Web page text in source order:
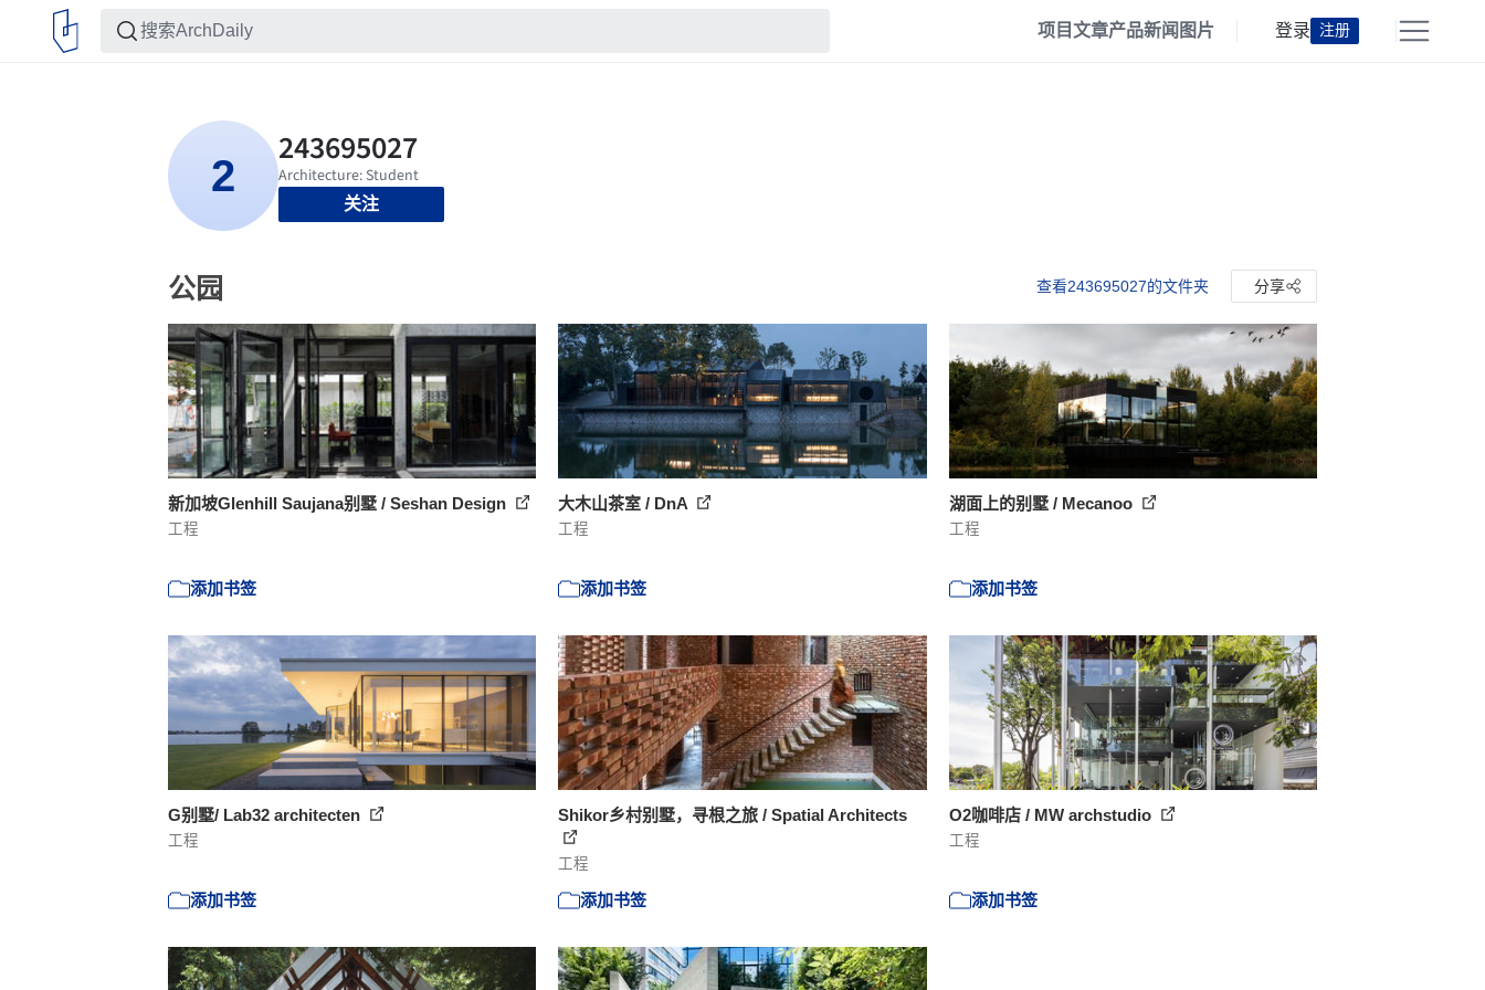
项目文章产品新闻 图片 登录 注册
关注
公园 查看243695027的文件夹 分享
新加坡Glenhill Saujana别墅 / Seshan Design
工程
添加书签
大木山茶室 / DnA
工程
添加书签
湖面上的别墅 / Mecanoo
工程
添加书签
G别墅/ Lab32 architecten
工程
添加书签
Shikor乡村别墅，寻根之旅 / Spatial Architects
工程
添加书签
O2咖啡店 / MW archstudio
工程
添加书签